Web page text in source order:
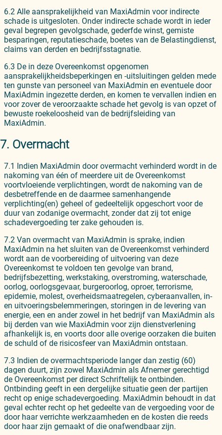
6.2 Alle aansprakelijkheid van MaxiAdmin voor indirecte
schade is uitgesloten. Onder indirecte schade wordt in ieder
geval begrepen gevolgschade, gederfde winst, gemiste
besparingen, reputatieschade, boetes van de Belastingdienst,
claims van derden en bedrijfsstagnatie.
6.3 De in deze Overeenkomst opgenomen
aansprakelijkheidsbeperkingen en -uitsluitingen gelden mede
ten gunste van personeel van MaxiAdmin en eventuele door
MaxiAdmin ingezette derden, en komen te vervallen indien en
voor zover de veroorzaakte schade het gevolg is van opzet of
bewuste roekeloosheid van de bedrijfsleiding van
MaxiAdmin.
7. Overmacht
7.1 Indien MaxiAdmin door overmacht verhinderd wordt in de
nakoming van één of meerdere uit de Overeenkomst
voortvloeiende verplichtingen, wordt de nakoming van de
desbetreffende en de daarmee samenhangende
verplichting(en) geheel of gedeeltelijk opgeschort voor de
duur van zodanige overmacht, zonder dat zij tot enige
schadevergoeding ter zake gehouden is.
7.2 Van overmacht van MaxiAdmin is sprake, indien
MaxiAdmin na het sluiten van de Overeenkomst verhinderd
wordt aan de voorbereiding of uitvoering van deze
Overeenkomst te voldoen ten gevolge van brand,
bedrijfsbezetting, werkstaking, overstroming, waterschade,
oorlog, oorlogsgevaar, burgeroorlog, oproer, terrorisme,
epidemie, molest, overheidsmaatregelen, cyberaanvallen, in-
en uitvoeringsbelemmeringen, storingen in de levering van
energie, een en ander zowel in het bedrijf van MaxiAdmin als
bij derden van wie MaxiAdmin voor zijn dienstverlening
afhankelijk is, en voorts door alle overige oorzaken die buiten
de schuld of de risicosfeer van MaxiAdmin ontstaan.
7.3 Indien de overmachtsperiode langer dan zestig (60)
dagen duurt, zijn zowel MaxiAdmin als Afnemer gerechtigd
de Overeenkomst per direct Schriftelijk te ontbinden.
Ontbinding geeft in een dergelijke situatie geen der partijen
recht op enige schadevergoeding. MaxiAdmin behoudt in dat
geval echter recht op het gedeelte van de vergoeding voor de
door haar verrichte werkzaamheden en de kosten die reeds
door haar zijn gemaakt of die onafwendbaar zijn.